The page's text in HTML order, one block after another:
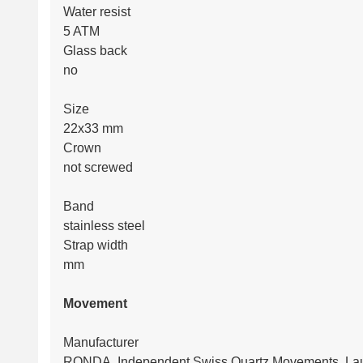
Water resist
5 ATM
Glass back
no
Size
22x33 mm
Crown
not screwed
Band
stainless steel
Strap width
mm
Movement
Manufacturer